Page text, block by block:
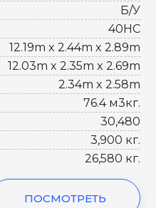
Б/У
40HC
12.19m x 2.44m x 2.89m
12.03m x 2.35m x 2.69m
2.34m x 2.58m
76.4 м3кг.
30,480
3,900 кг.
26,580 кг.
ПОСМОТРЕТЬ